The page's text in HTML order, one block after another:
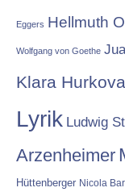
Eggers Hellmuth
Wolfgang von Goethe
Klara Hurkova
Lyrik Ludwig
Arzenheimer
Hüttenberger Nicola